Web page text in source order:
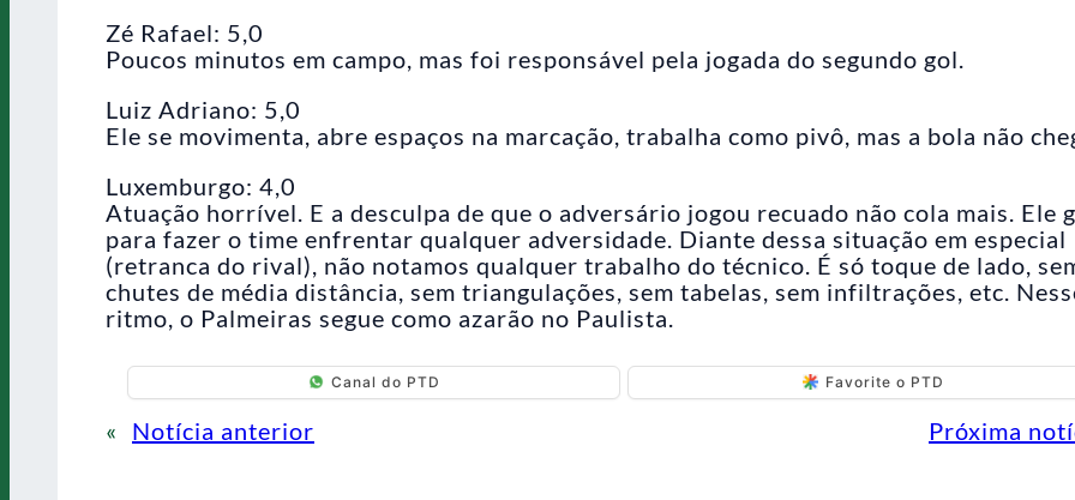
Zé Rafael: 5,0
Poucos minutos em campo, mas foi responsável pela jogada do segundo gol.
Luiz Adriano: 5,0
Ele se movimenta, abre espaços na marcação, trabalha como pivô, mas a bola não
Luxemburgo: 4,0
Atuação horrível. E a desculpa de que o adversário jogou recuado não cola mais. Ele
para fazer o time enfrentar qualquer adversidade. Diante dessa situação em especial
(retranca do rival), não notamos qualquer trabalho do técnico. É só toque de lado,
chutes de média distância, sem triangulações, sem tabelas, sem infiltrações, etc.
ritmo, o Palmeiras segue como azarão no Paulista.
Canal do PTD Favorite o PTD
« Notícia anterior Próxima